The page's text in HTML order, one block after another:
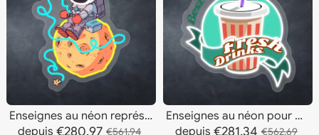
Enseignes au néon représentant des astronautes en train de pêcher
depuis €280.97 €561.94
Enseignes au néon pour boissons fraîches
depuis€281.34 €562.69